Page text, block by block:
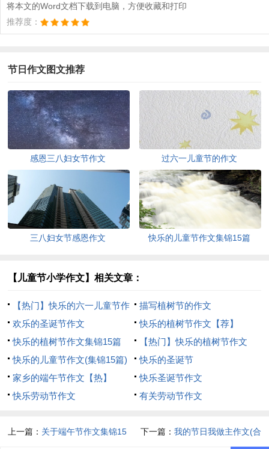
将本文的Word文档下载到电脑，方便收藏和打印
推荐度：
节日作文图文推荐
感恩三八妇女节作文 过六一儿童节的作文
三八妇女节感恩作文 快乐的儿童节作文集锦15篇
【儿童节小学作文】相关文章：
【热门】快乐的六一儿童节作
文
描写植树节的作文
欢乐的圣诞节作文
快乐的植树节作文【荐】
快乐的植树节作文集锦15篇
【热门】快乐的植树节作文
快乐的儿童节作文(集锦15篇)
快乐的圣诞节
家乡的端午节作文【热】
快乐圣诞节作文
快乐劳动节作文
有关劳动节作文
上一篇： 关于端午节作文集锦15
下一篇： 我的节日我做主作文(合